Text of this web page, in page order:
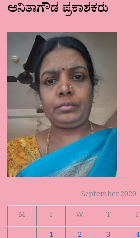
ಅನಿತಾಗೌಡ ಪ್ರಕಾಶಕರು
September 2020
M
T W T F